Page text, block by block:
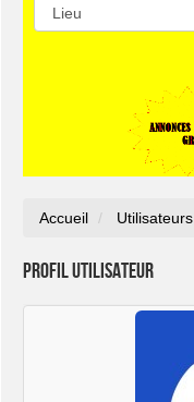
Accueil Utilisateurs
Profil utilisateur